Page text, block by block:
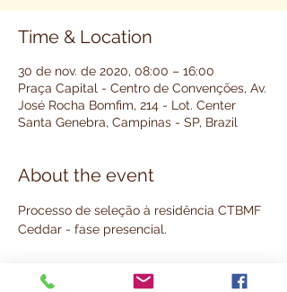
Time & Location
30 de nov. de 2020, 08:00 – 16:00
Praça Capital - Centro de Convenções, Av.
José Rocha Bomfim, 214 - Lot. Center
Santa Genebra, Campinas - SP, Brazil
About the event
Processo de seleção à residência CTBMF
Ceddar - fase presencial.